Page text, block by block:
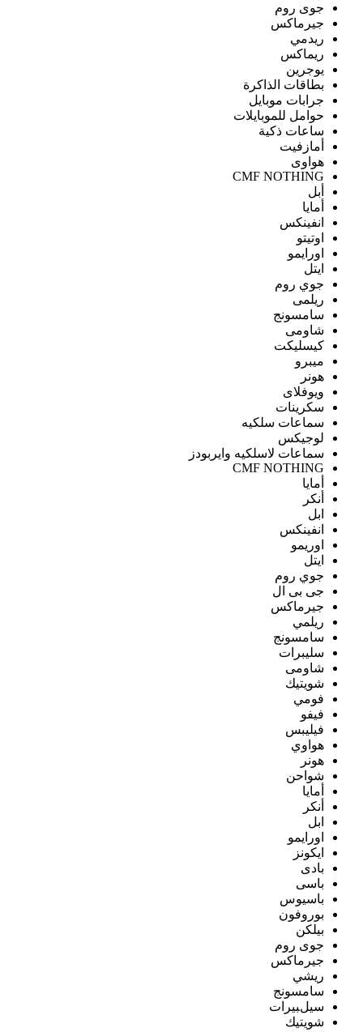
جوى روم
جيرماكس
ريدمي
ريماكس
يوجرين
بطاقات الذاكرة
جرابات موبايل
حوامل للموبايلات
ساعات ذكية
أمازفيت
هواوى
CMF NOTHING
أبل
أمايا
انفينكس
اوتيتو
اورايمو
ايتل
جوي روم
ريلمى
سامسونج
شاومى
كيسليكت
ميبرو
هونر
ويوفلاى
سكرينات
سماعات سلكيه
لوجيكس
سماعات لاسلكيه وايربودز
CMF NOTHING
أمايا
أنكر
ابل
انفينكس
اوريمو
ايتل
جوي روم
جى بى ال
جيرماكس
ريلمي
سامسونج
سليبرات
شاومى
شويتيك
فومي
فيفو
فيليبس
هواوي
هونر
شواحن
أمايا
أنكر
ابل
اورايمو
ايكونز
بادى
باسى
باسيوس
بوروفون
بيلكن
جوى روم
جيرماكس
ريشي
سامسونج
سيلبيرات
شويتيك